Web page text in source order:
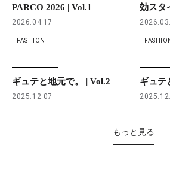
PARCO 2026 | Vol.1
2026.04.17
効スタ
FASHION
ギュテと地元で。 | Vol.2
2025.12.07
ギュテ
もっと見る